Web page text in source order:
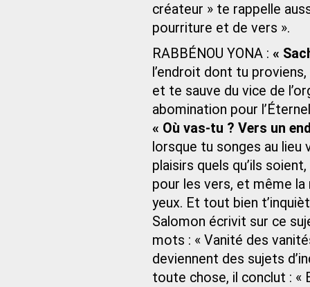
créateur » te rappelle
pourriture et de vers ».
RABBÉNOU YONA : «
l’endroit dont tu
et te sauve du vice de
abomination pour
« Où vas-tu ? Vers un
lorsque tu songes au lieu
plaisirs quels qu’ils
pour les vers, et même
yeux. Et tout bien
Salomon écrivit sur ce
mots : « Vanité des
deviennent des sujets
toute chose, il conclut : «